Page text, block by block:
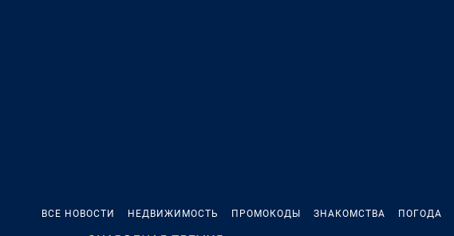
ВСЕ НОВОСТИ НЕДВИЖИМОСТЬ ПРОМОКОДЫ ЗНАКОМСТВА ПОГОДА